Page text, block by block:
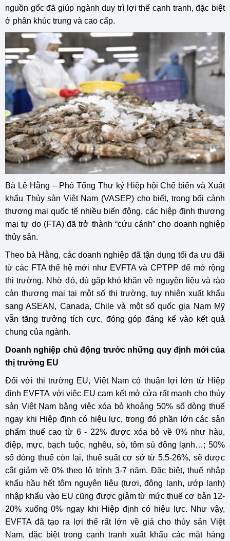
nguồn gốc đã giúp ngành duy trì lợi thế cạnh tranh, đặc biệt
ở phân khúc trung và cao cấp.
Bà Lê Hằng – Phó Tổng Thư ký Hiệp hội Chế biến và Xuất
khẩu Thủy sản Việt Nam (VASEP) cho biết, trong bối cảnh
thương mại quốc tế nhiều biến động, các hiệp định thương
mại tự do (FTA) đã trở thành “cứu cánh” cho doanh nghiệp
thủy sản.
Theo bà Hằng, các doanh nghiệp đã tận dụng tối đa ưu đãi
từ các FTA thế hệ mới như EVFTA và CPTPP để mở rộng
thị trường. Nhờ đó, dù gặp khó khăn về nguyên liệu và rào
cản thương mại tại một số thị trường, tuy nhiên xuất khẩu
sang ASEAN, Canada, Chile và một số quốc gia Nam Mỹ
vẫn tăng trưởng tích cực, đóng góp đáng kể vào kết quả
chung của ngành.
Doanh nghiệp chủ động trước những quy định mới của
thị trường EU
Đối với thị trường EU, Việt Nam có thuận lợi lớn từ Hiệp
định EVFTA với việc EU cam kết mở cửa rất mạnh cho thủy
sản Việt Nam bằng việc xóa bỏ khoảng 50% số dòng thuế
ngay khi Hiệp định có hiệu lực, trong đó phần lớn các sản
phẩm thuế cao từ 6 - 22% được xóa bỏ về 0% như hàu,
điệp, mực, bạch tuộc, nghêu, sò, tôm sú đông lạnh…; 50%
số dòng thuế còn lại, thuế suất cơ sở từ 5,5-26%, sẽ được
cắt giảm về 0% theo lộ trình 3-7 năm. Đặc biệt, thuế nhập
khẩu hầu hết tôm nguyên liệu (tươi, đông lạnh, ướp lạnh)
nhập khẩu vào EU cũng được giảm từ mức thuế cơ bản 12-
20% xuống 0% ngay khi Hiệp định có hiệu lực. Như vậy,
EVFTA đã tạo ra lợi thế rất lớn về giá cho thủy sản Việt
Nam, đặc biệt trong cạnh tranh xuất khẩu các mặt hàng